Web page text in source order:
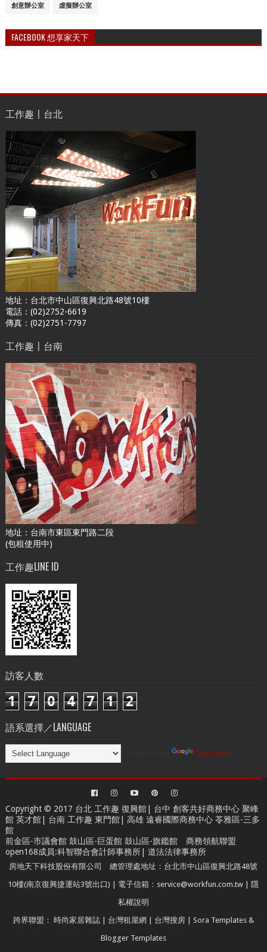
創意辦公室 虛擬辦公室
FACEBOOK 想享家天下
工作趣〡台北
地址：台北市中山區復興北路48號10樓
電話：(02)2752-6619
傳真：(02)2751-7797
工作趣〡台南
地址：台南市東區東門路二段
(包租使用中)
工作趣LINE ID
訪客人數
1 7 0 4 7 1 2
語系選擇／LANGUAGE
Translate
Copyright © 2017 台北 工作趣 復興館| 台中 創客共好商務中心聚峰
館 英才館| 台南 工作趣 東門館| 高雄 遠睿國際商務中心苓雅區-三多
館
前金區-市議會館 鼓山區-巨蛋館 鼓山區-旗鑑館 商務領航聯盟
open168成員:科智聯合會計師事務所| 道法法律事務所
房地天下科技股份有限公司 總管理處地址：台北市中山區復興北路48號
10樓(南京復興捷運站3號出口) | 電子信箱：service@workfun.com.tw | 隱
私權說明
跨界聯盟： 時尚家居雜誌| 台灣租屋網 台灣搜房| Sora Templates&
Blogger Templates